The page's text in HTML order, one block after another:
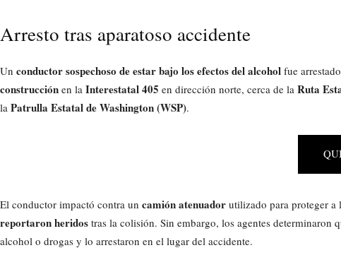
Arresto tras aparatoso accidente
Un conductor sospechoso de estar bajo los efectos del alcohol fue
construcción en la Interestatal 405 en dirección norte, cerca de la Ruta
la Patrulla Estatal de Washington (WSP).
El conductor impactó contra un camión atenuador utilizado para proteger a
reportaron heridos tras la colisión. Sin embargo, los agentes
alcohol o drogas y lo arrestaron en el lugar del accidente.